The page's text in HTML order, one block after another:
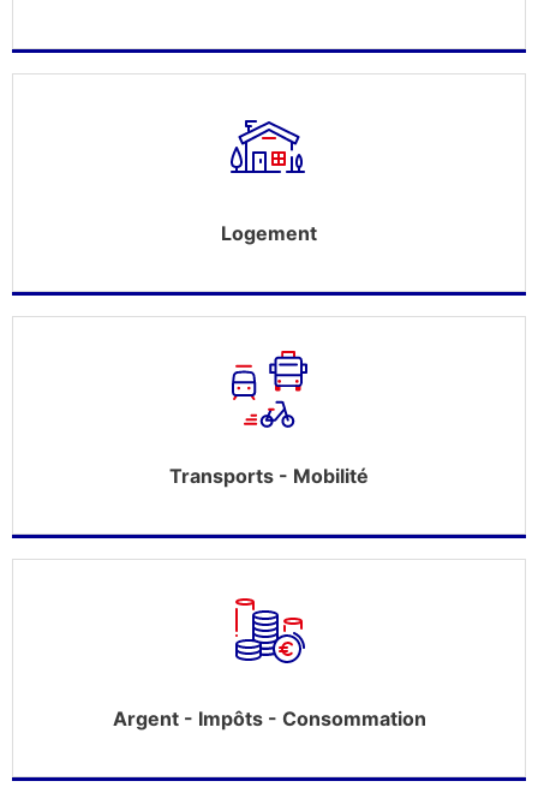
Logement
Transports - Mobilité
Argent - Impôts - Consommation